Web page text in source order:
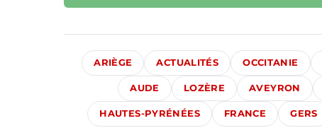
ARIÈGE ACTUALITÉS OCCITANIE
AUDE LOZÈRE AVEYRON
HAUTES-PYRÉNÉES FRANCE GERS